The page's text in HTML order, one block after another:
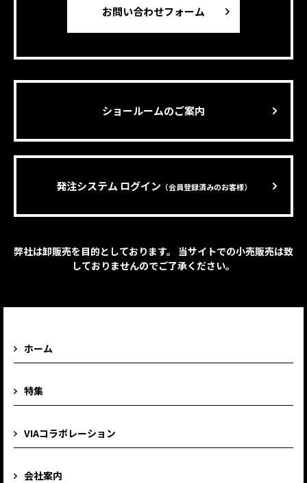
お問い合わせフォーム
ショールームのご案内
発注システム ログイン （会員登録済みのお客様）
弊社は卸販売を目的としております。 当サイトでの小売販売は致
しておりませんのでご了承ください。
ホーム
特集
VIAコラボレーション
会社案内